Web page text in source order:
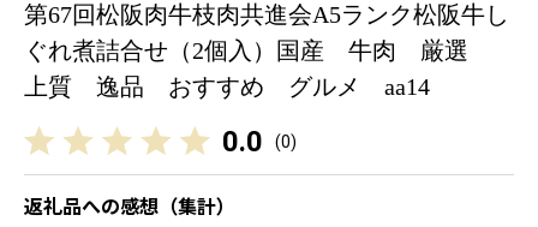
第67回松阪肉牛枝肉共進会A5ランク松阪牛し
ぐれ煮詰合せ（2個入）国産 牛肉 厳選
上質 逸品 おすすめ グルメ aa14
0.0 (0)
返礼品への感想（集計）